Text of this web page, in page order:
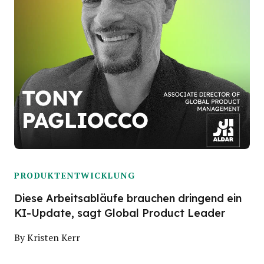
PRODUKTENTWICKLUNG
Diese Arbeitsabläufe brauchen dringend ein
KI-Update, sagt Global Product Leader
ByKristen Kerr